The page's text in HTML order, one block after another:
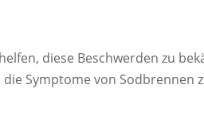
diese Beschwerden zu
Symptome von Sodbrennen